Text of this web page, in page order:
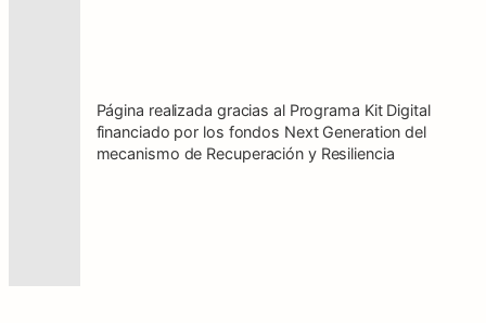
Página realizada gracias al Programa Kit Digital
financiado por los fondos Next Generation del
mecanismo de Recuperación y Resiliencia